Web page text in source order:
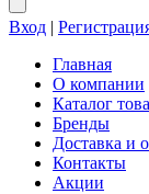
Вход |
Главная
О компании
Каталог
Бренды
Доставка и
Контакты
Акции